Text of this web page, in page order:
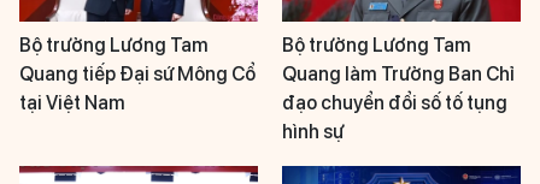
Bộ trưởng Lương Tam
Quang tiếp Đại sứ Mông Cổ
tại Việt Nam
Bộ trưởng Lương Tam
Quang làm Trưởng Ban Chỉ
đạo chuyển đổi số tố tụng
hình sự